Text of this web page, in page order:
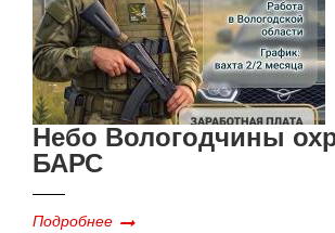
Небо Вологодчины
БАРС
Подробнее